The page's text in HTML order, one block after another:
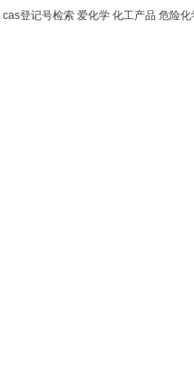
cas登记号检索 爱化学 化工产品 危险化